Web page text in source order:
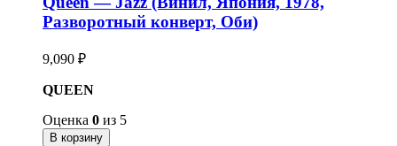
Разворотный конверт, Оби)
9,090 ₽
QUEEN
Оценка 0 из 5
В корзину